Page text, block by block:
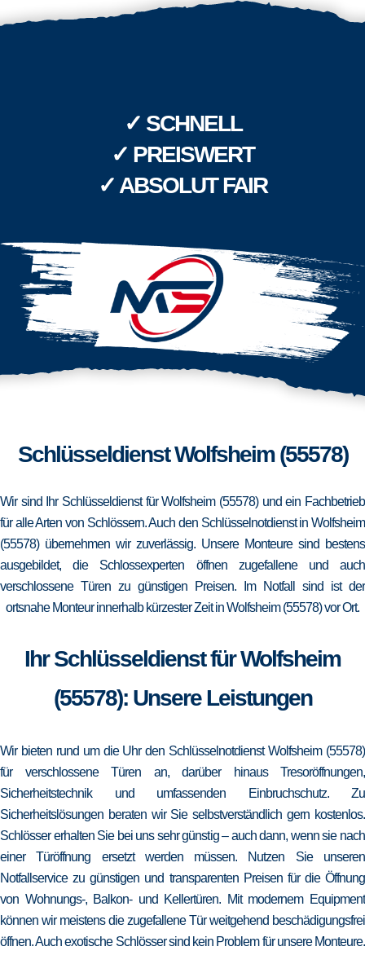
✓ SCHNELL
✓ PREISWERT
✓ ABSOLUT FAIR
Schlüsseldienst Wolfsheim (55578)
Wir sind Ihr Schlüsseldienst für Wolfsheim (55578) und ein Fachbetrieb
für alle Arten von Schlössern. Auch den Schlüsselnotdienst in Wolfsheim
(55578) übernehmen wir zuverlässig. Unsere Monteure sind bestens
ausgebildet, die Schlossexperten öffnen zugefallene und auch
verschlossene Türen zu günstigen Preisen. Im Notfall sind ist der
ortsnahe Monteur innerhalb kürzester Zeit in Wolfsheim (55578) vor Ort.
Ihr Schlüsseldienst für Wolfsheim
(55578): Unsere Leistungen
Wir bieten rund um die Uhr den Schlüsselnotdienst Wolfsheim (55578)
für verschlossene Türen an, darüber hinaus Tresoröffnungen,
Sicherheitstechnik und umfassenden Einbruchschutz. Zu
Sicherheitslösungen beraten wir Sie selbstverständlich gern kostenlos.
Schlösser erhalten Sie bei uns sehr günstig – auch dann, wenn sie nach
einer Türöffnung ersetzt werden müssen. Nutzen Sie unseren
Notfallservice zu günstigen und transparenten Preisen für die Öffnung
von Wohnungs-, Balkon- und Kellertüren. Mit modernem Equipment
können wir meistens die zugefallene Tür weitgehend beschädigungsfrei
öffnen. Auch exotische Schlösser sind kein Problem für unsere Monteure.